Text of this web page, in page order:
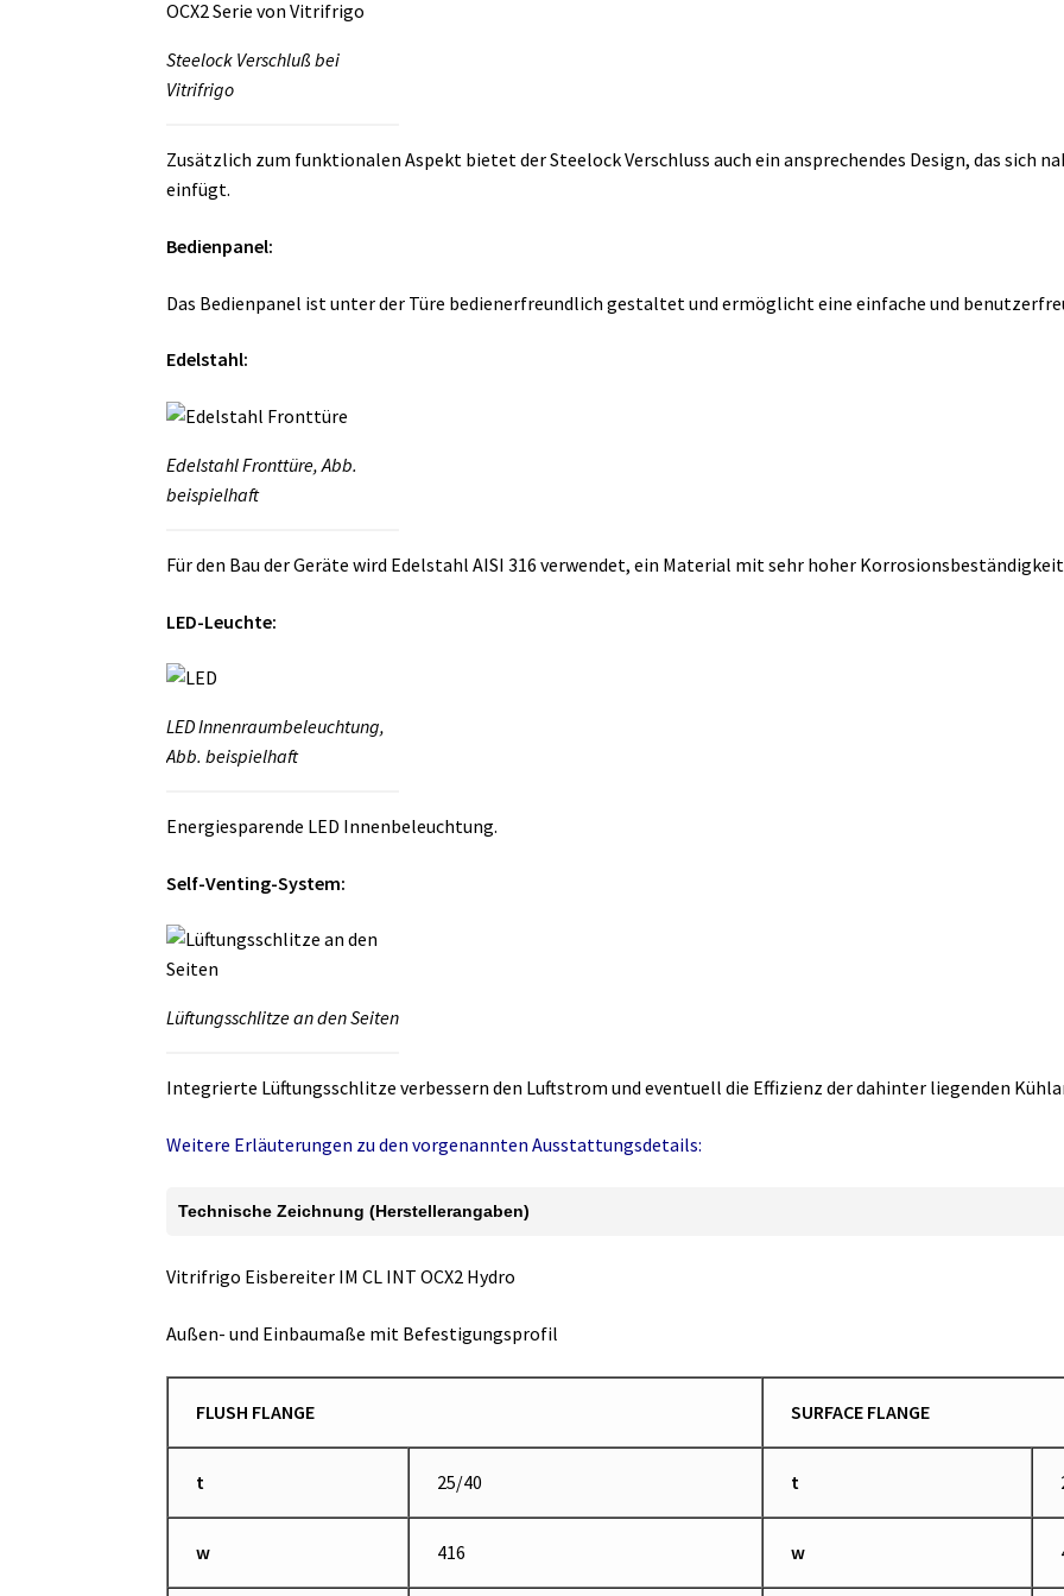
Steelock Verschluß bei
Vitrifrigo
Zusätzlich zum funktionalen Aspekt bietet der Steelock Verschluss auch ein ansprechendes Design, das sich
einfügt.
Bedienpanel:
Das Bedienpanel ist unter der Türe bedienerfreundlich gestaltet und ermöglicht eine einfache und
Edelstahl:
Edelstahl Fronttüre, Abb.
beispielhaft
Für den Bau der Geräte wird Edelstahl AISI 316 verwendet, ein Material mit sehr hoher
LED-Leuchte:
LED Innenraumbeleuchtung,
Abb. beispielhaft
Energiesparende LED Innenbeleuchtung.
Self-Venting-System:
Lüftungsschlitze an den Seiten
Integrierte Lüftungsschlitze verbessern den Luftstrom und eventuell die Effizienz der dahinter liegenden
Weitere Erläuterungen zu den vorgenannten Ausstattungsdetails:
Technische Zeichnung (Herstellerangaben)
Vitrifrigo Eisbereiter IM CL INT OCX2 Hydro
Außen- und Einbaumaße mit Befestigungsprofil
FLUSH FLANGE SURFACE FLANGE
t 25/40 t
w 416 w